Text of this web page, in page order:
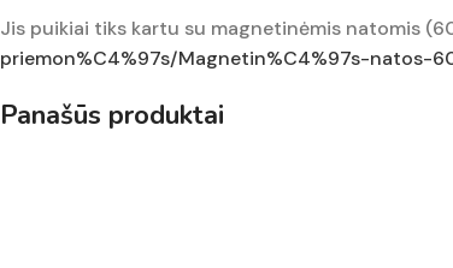
Jis puikiai tiks kartu su magnetinėmis natomis
priemon%C4%97s/Magnetin%C4%97s-natos-
Panašūs produktai